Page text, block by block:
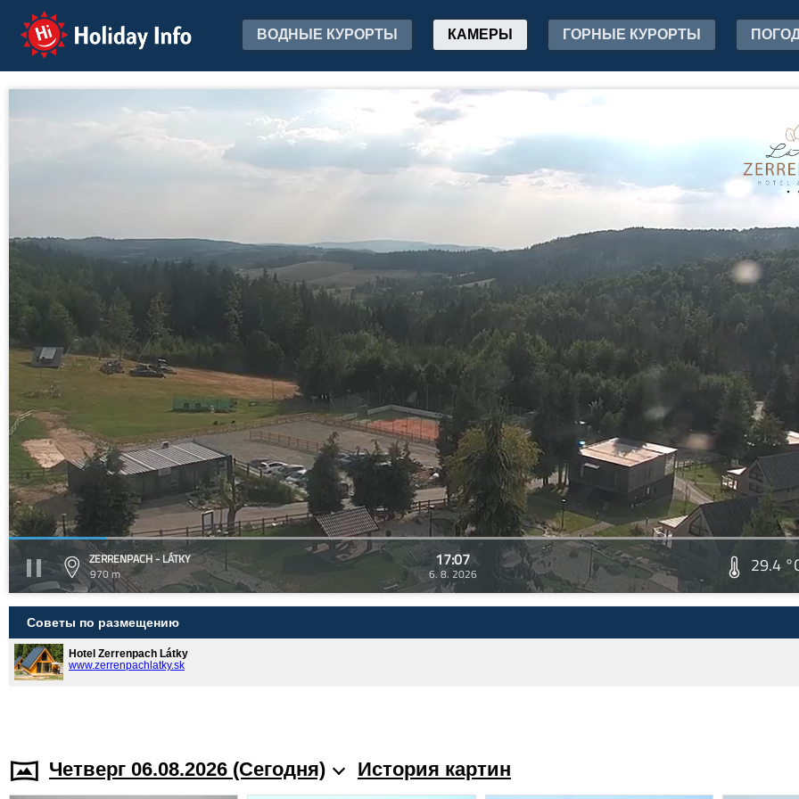
Holiday Info ВОДНЫЕ КУРОРТЫ КАМЕРЫ ГОРНЫЕ КУРОРТЫ
ZERRENPACH - LÁTKY
970 m
17:07
6. 8. 2026 29.4
Советы по размещению
Hotel Zerrenpach Látky
www.zerrenpachlatky.sk
Четверг 06.08.2026 (Cегодня) История картин